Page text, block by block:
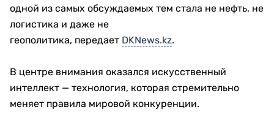
одной из самых обсуждаемых тем стала не нефть, не
логистика и даже не
геополитика, передает DKNews.kz.
В центре внимания оказался искусственный
интеллект — технология, которая стремительно
меняет правила мировой конкуренции.